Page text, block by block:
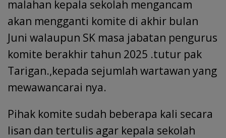
malahan kepala sekolah mengancam
akan mengganti komite di akhir bulan
Juni walaupun SK masa jabatan pengurus
komite berakhir tahun 2025 .tutur pak
Tarigan.,kepada sejumlah wartawan yang
mewawancarai nya.
Pihak komite sudah beberapa kali secara
lisan dan tertulis agar kepala sekolah